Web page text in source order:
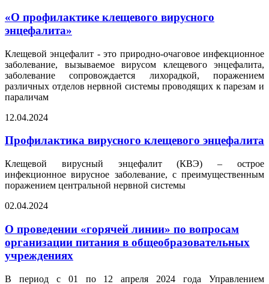
«О профилактике клещевого вирусного
энцефалита»
Клещевой энцефалит - это природно-очаговое инфекционное
заболевание, вызываемое вирусом клещевого энцефалита,
заболевание сопровождается лихорадкой, поражением
различных отделов нервной системы проводящих к парезам и
параличам
12.04.2024
Профилактика вирусного клещевого энцефалита
Клещевой вирусный энцефалит (КВЭ) – острое
инфекционное вирусное заболевание, с преимущественным
поражением центральной нервной системы
02.04.2024
О проведении «горячей линии» по вопросам
организации питания в общеобразовательных
учреждениях
В период с 01 по 12 апреля 2024 года Управлением